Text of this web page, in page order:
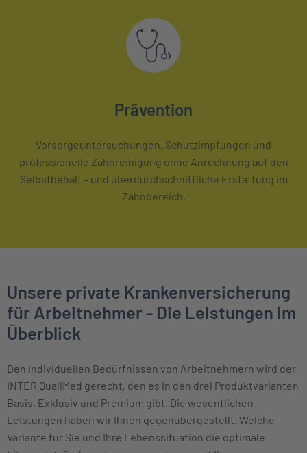
Prävention
Vorsorgeuntersuchungen, Schutzimpfungen und
professionelle Zahnreinigung ohne Anrechnung auf den
Selbstbehalt – und überdurchschnittliche Erstattung im
Zahnbereich.
Unsere private Krankenversicherung
für Arbeitnehmer - Die Leistungen im
Überblick
Den individuellen Bedürfnissen von Arbeitnehmern wird der
INTER QualiMed gerecht, den es in den drei Produktvarianten
Basis, Exklusiv und Premium gibt. Die wesentlichen
Leistungen haben wir Ihnen gegenübergestellt. Welche
Variante für Sie und Ihre Lebenssituation die optimale